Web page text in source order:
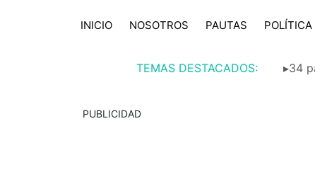
INICIO NOSOTROS PAUTAS POLÍTICA
TEMAS DESTACADOS: ▸34
PUBLICIDAD